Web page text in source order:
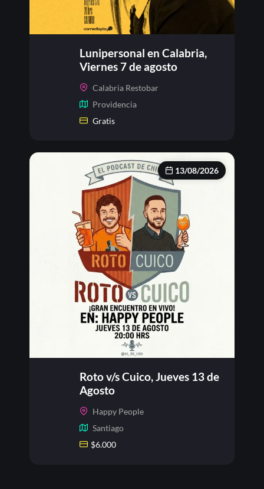
Lunipersonal en Calabria,
Viernes 7 de agosto
Calabria Restobar
Providencia
Gratis
13/08/2026
Roto v/s Cuico, Jueves 13 de
Agosto
Happy People
Santiago
$6.000